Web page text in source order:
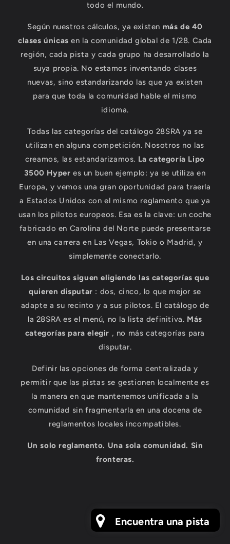
todo el mundo.
Según nuestros cálculos, ya existen más de 40
clases únicas en la comunidad global de 1/28. Cada
región, cada pista y cada grupo ha desarrollado la
suya propia. No estamos inventando clases
nuevas, sino estandarizando las que ya existen
para que toda la comunidad hable el mismo
idioma.
Todas las categorías del catálogo 28SRA ya se
utilizan en alguna competición. Nosotros no las
creamos, las estandarizamos. La categoría Lipo
3500 Hyper es un buen ejemplo: ya se utiliza en
Europa, y vemos una gran oportunidad para traerla
a Estados Unidos con el mismo reglamento que ya
usan los pilotos europeos. Esa es la clave: un coche
fabricado en Carolina del Norte puede presentarse
en una carrera en Las Vegas, Tokio o Madrid, y
simplemente conectarlo.
Los circuitos siguen eligiendo las categorías que
quieren disputar : dos, cinco, lo que mejor se
adapte a su recinto y a sus pilotos. El catálogo de
la 28SRA es el menú, no la lista definitiva. Más
categorías para elegir , no más categorías para
disputar.
Definir las opciones de forma centralizada y
permitir que las pistas se gestionen localmente es
la manera en que mantenemos unificada a la
comunidad sin fragmentarla en una docena de
reglamentos locales incompatibles.
Un solo reglamento. Una sola comunidad. Sin
fronteras.
Encuentra una pista